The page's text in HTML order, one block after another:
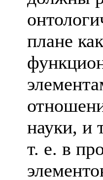
плане
науки, и
т. е. в